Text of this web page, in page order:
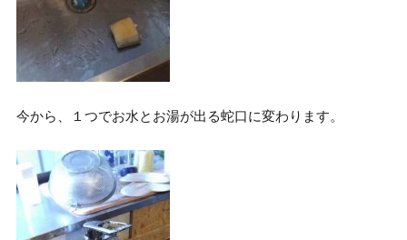
今から、１つでお水とお湯が出る蛇口に変わります。